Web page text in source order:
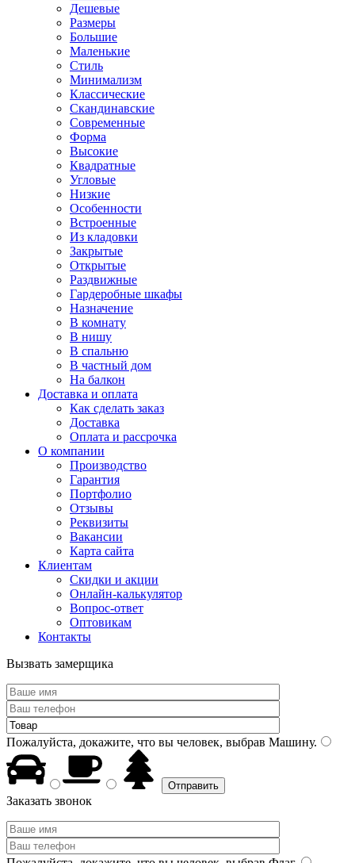
Дешевые
Размеры
Большие
Маленькие
Стиль
Минимализм
Классические
Скандинавские
Современные
Форма
Высокие
Квадратные
Угловые
Низкие
Особенности
Встроенные
Из кладовки
Закрытые
Открытые
Раздвижные
Гардеробные шкафы
Назначение
В комнату
В нишу
В спальню
В частный дом
На балкон
Доставка и оплата
Как сделать заказ
Доставка
Оплата и рассрочка
О компании
Производство
Гарантия
Портфолио
Отзывы
Реквизиты
Вакансии
Карта сайта
Клиентам
Скидки и акции
Онлайн-калькулятор
Вопрос-ответ
Оптовикам
Контакты
Вызвать замерщика
Пожалуйста, докажите, что вы человек, выбрав Машину.
Заказать звонок